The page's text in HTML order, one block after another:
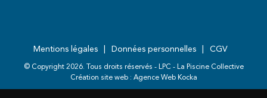
Mentions légales Données personnelles CGV
© Copyright 2026. Tous droits réservés - LPC - La Piscine Collective
Création site web : Agence Web Kocka